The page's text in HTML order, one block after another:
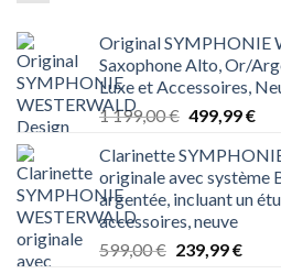
Original SYMPHONIE
Saxophone Alto, Or/
Luxe et Accessoires,
1 199,00€ Le
initial
était :
1 199,00 €.
499,99€Le
est
Clarinette
originale avec système
argentée, incluant un
accessoires, neuve
599,00€ Le
239,99€Le